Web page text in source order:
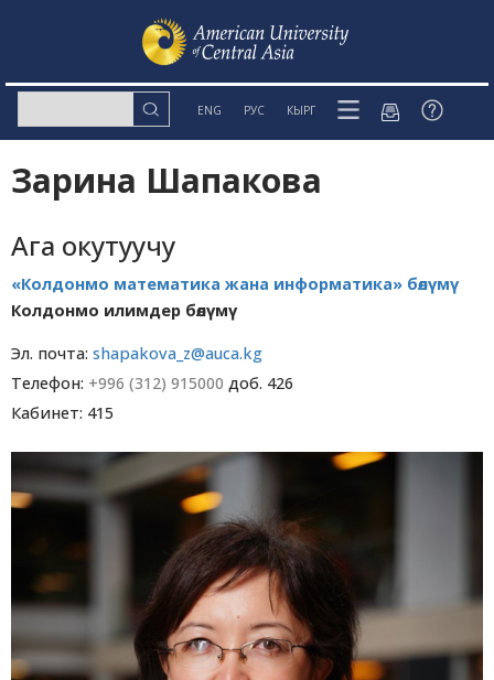
ENG РУС КЫРГ
Зарина Шапакова
Ага окутуучу
«Колдонмо математика жана информатика» бөлүмү
Колдонмо илимдер бөлүмү
Эл. почта: shapakova_z@auca.kg
Телефон: +996 (312) 915000 доб. 426
Кабинет: 415